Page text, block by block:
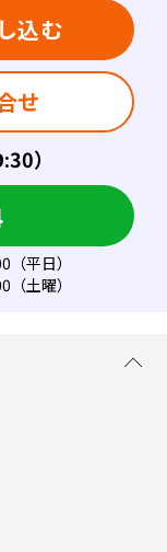
）
込む
（平日）
（土曜）
せ